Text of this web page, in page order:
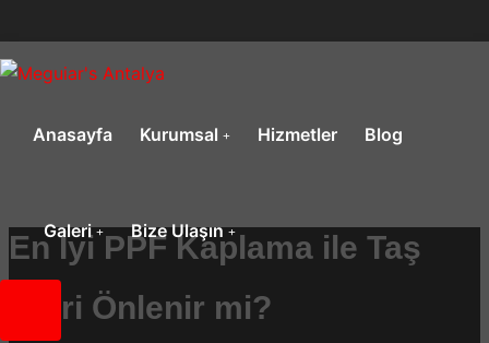
Anasayfa Kurumsal Hizmetler Blog
Galeri Bize Ulaşın
En İyi PPF Kaplama ile Taş
İzleri Önlenir mi?